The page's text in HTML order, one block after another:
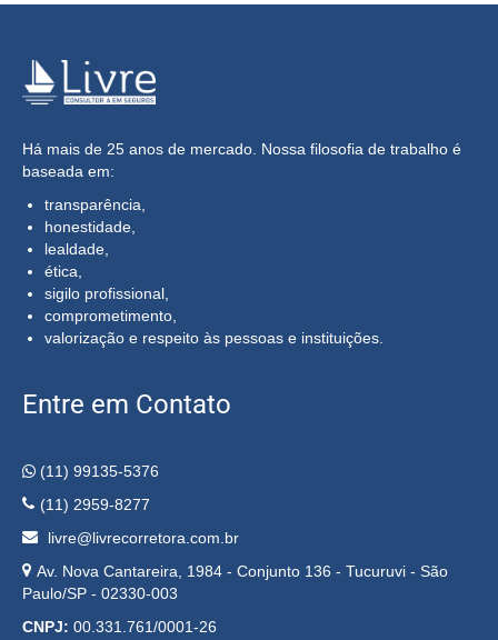
Há mais de 25 anos de mercado. Nossa filosofia de trabalho é
baseada em:
transparência,
honestidade,
lealdade,
ética,
sigilo profissional,
comprometimento,
valorização e respeito às pessoas e instituições.
Entre em Contato
(11) 99135-5376
(11) 2959-8277
livre@livrecorretora.com.br
Av. Nova Cantareira, 1984 - Conjunto 136 - Tucuruvi - São
Paulo/SP - 02330-003
CNPJ: 00.331.761/0001-26